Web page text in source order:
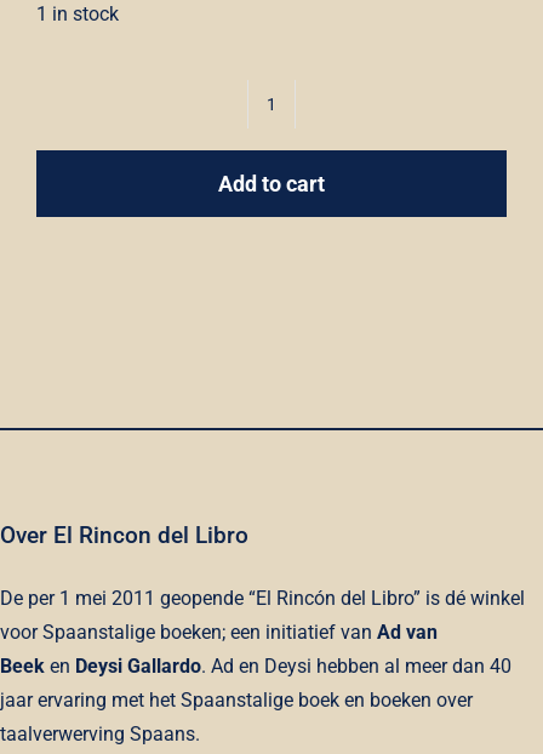
1 in stock
para
ser
felices
Add to cart
Over El Rincon del Libro
De per 1 mei 2011 geopende “El Rincón del Libro” is dé winkel
voor Spaanstalige boeken; een initiatief van Ad van
Beeken Deysi Gallardo. Ad en Deysi hebben al meer dan 40
jaar ervaring met het Spaanstalige boek en boeken over
taalverwerving Spaans.